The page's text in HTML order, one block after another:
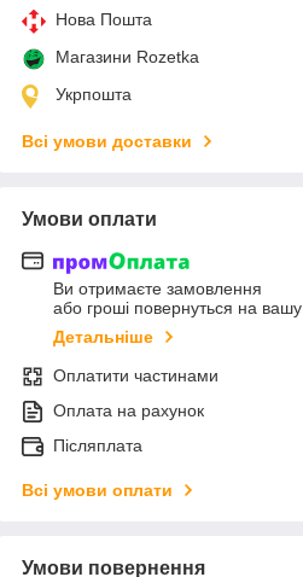
Нова Пошта
Магазини Rozetka
Укрпошта
Всі умови доставки
Умови оплати
Ви отримаєте замовлення
або гроші повернуться на вашу
Детальніше
Оплатити частинами
Оплата на рахунок
Післяплата
Всі умови оплати
Умови повернення